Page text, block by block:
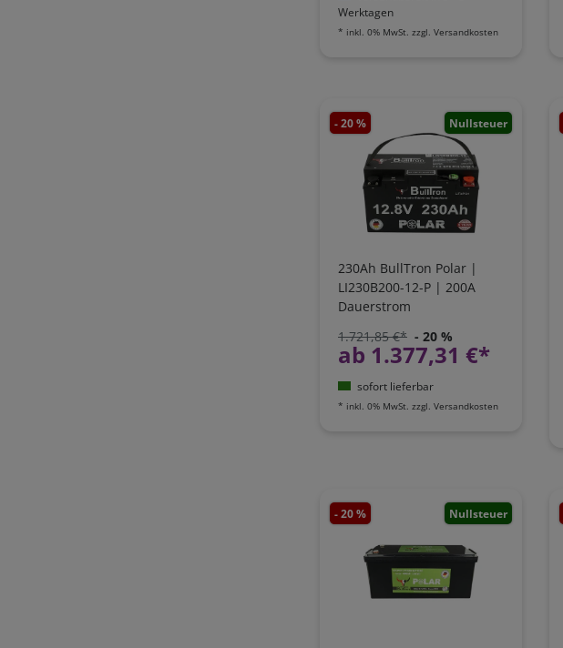
Werktagen
* inkl. 0% MwSt. zzgl. Versandkosten
- 20 % Nullsteuer
230Ah BullTron Polar |
LI230B200-12-P | 200A
Dauerstrom
1.721,85 €* - 20 %
ab 1.377,31 €*
sofort lieferbar
* inkl. 0% MwSt. zzgl. Versandkosten
- 20 % Nullsteuer